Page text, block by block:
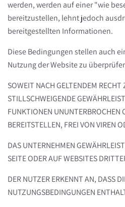
werden, werden auf einer "wie
bereitzustellen, lehnt jedoch
bereitgestellten Informationen.
Diese Bedingungen stellen auch
Nutzung der Website zu
SOWEIT NACH GELTENDEM
TILLSCHWEIGENDE
UNKTIONEN UNUNTERBROCHEN
REITSTELLEN, FREI VON VIREN
DAS UNTERNEHMEN
SEITE ODER AUF WEBSITES
DER NUTZER ERKENNT AN, DASS
NUTZUNGSBEDINGUNGEN